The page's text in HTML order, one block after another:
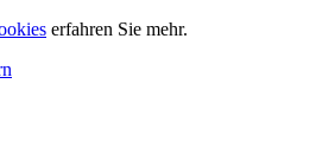
erfahren Sie mehr.